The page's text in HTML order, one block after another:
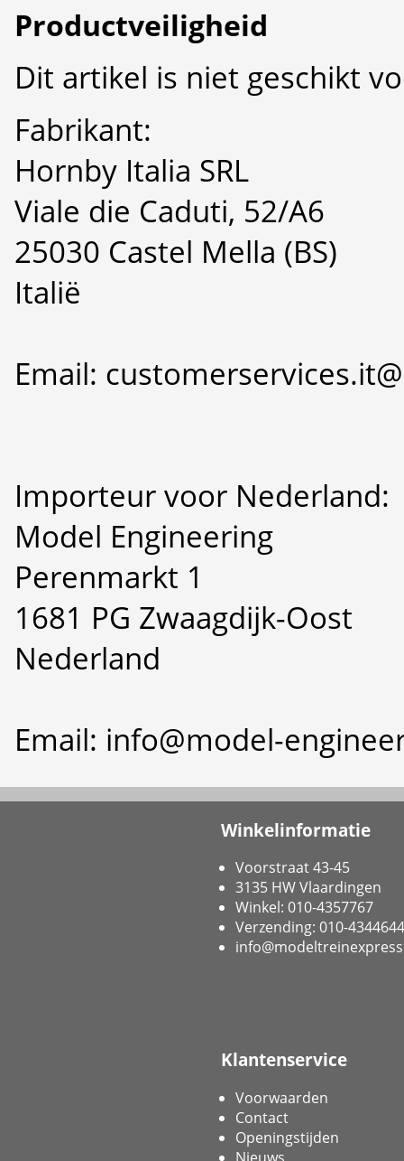
Productveiligheid
Dit artikel is niet geschikt
Fabrikant:
Hornby Italia SRL
Viale die Caduti, 52/A6
25030 Castel Mella (BS)
Italië
Email:
Importeur voor Nederland:
Model Engineering
Perenmarkt 1
1681 PG Zwaagdijk-Oost
Nederland
Email: info@model-
Winkelinformatie
Voorstraat 43-45
3135 HW Vlaardingen
Winkel: 010-4357767
Verzending: 010-4344644
Klantenservice
Voorwaarden
Contact
Openingstijden